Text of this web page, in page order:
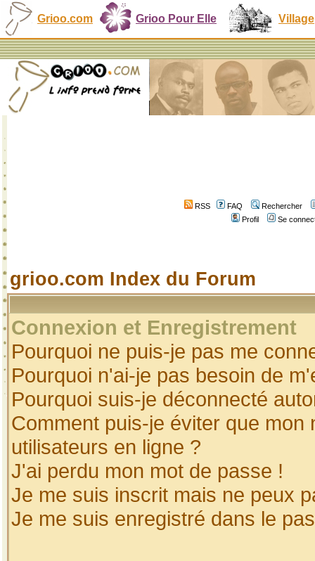
Grioo.com Grioo Pour Elle Village
RSS FAQ
Rechercher
Profil
Se
grioo.com Index du Forum
Connexion et Enregistrement
Pourquoi ne puis-je pas me
Pourquoi n'ai-je pas besoin de
Pourquoi suis-je déconnecté
Comment puis-je éviter que
utilisateurs en ligne ?
J'ai perdu mon mot de passe !
Je me suis inscrit mais ne peux
Je me suis enregistré dans le